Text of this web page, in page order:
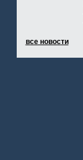
все новости